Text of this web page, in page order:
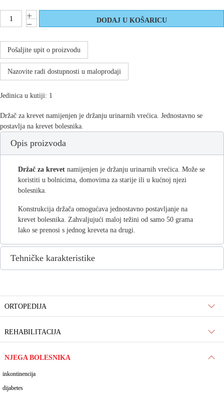
ORTOPEDIJA
REHABILITACIJA
NJEGA BOLESNIKA
inkontinencija
dijabetes
Pošaljite upit o proizvodu
Nazovite radi dostupnosti u maloprodaji
Jedinica u kutiji: 1
Držač za krevet namijenjen je držanju urinarnih vrećica. Jednostavno se
postavlja na krevet bolesnika.
Opis proizvoda
Držač za krevet namijenjen je držanju urinarnih vrećica. Može se
koristiti u bolnicima, domovima za starije ili u kućnoj njezi
bolesnika.
Konstrukcija držača omogućava jednostavno postavljanje na
krevet bolesnika. Zahvaljujući maloj težini od samo 50 grama
lako se prenosi s jednog kreveta na drugi.
Tehničke karakteristike